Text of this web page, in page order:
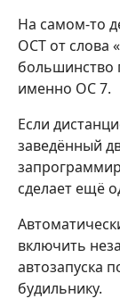
На самом-то
ОСТ от слова
большинство
именно ОС 7.
Если
заведённый
сделает ещё
включить
автозапуска
будильнику.